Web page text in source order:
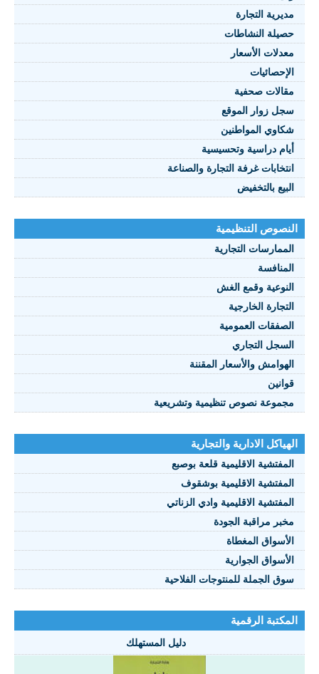
النصوص 2021
FRANÇAIS
مديرية التجارة
حصيلة النشاطات
معدلات الأسعار
الإحصائيات
مقالات صحفية
سجل زوار الموقع
شكاوي المواطنين
أيام دراسية وتحسيسية
انتخابات غرفة التجارة والصناعة
البيع بالتخفيض
النصوص التنظيمية
الممارسات التجارية
المنافسة
النوعية وقمع الغش
التجارة الخارجية
الصفقات العمومية
السجل التجاري
الهوامش والأسعار المقننة
قوانين
مجموعة نصوص تنظيمية وتشريعية
الهياكل الادارية والتجارية
المفتشية الاقليمية قلعة بوصبع
المفتشية الاقليمية بوشقوف
المفتشية الاقليمية وادي الزناتي
مخبر مراقبة الجودة
الأسواق المغطاة
الأسواق الجوارية
سوق الجملة للمنتوجات الفلاحية
المكتبة الرقمية
دليل المستهلك